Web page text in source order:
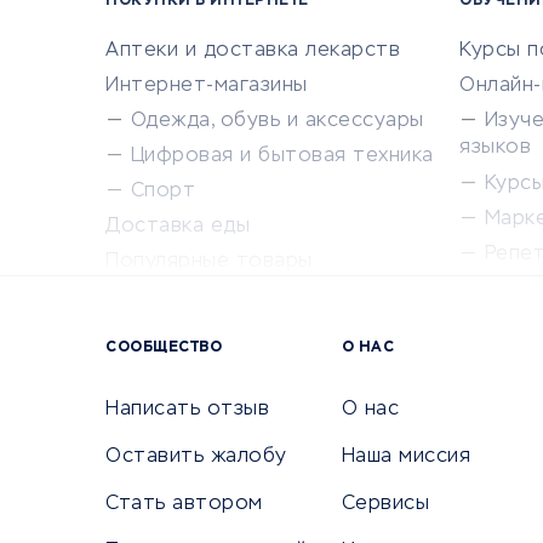
Аптеки и доставка лекарств
Интернет-магазины
Одежда, обувь и аксессуары
Цифровая и бытовая техника
Спорт
Доставка еды
Курсы
языков
СООБЩЕСТВО
Написать отзыв
Оставить жалобу
Стать автором
О НАС
О нас
Наша миссия
Сервисы